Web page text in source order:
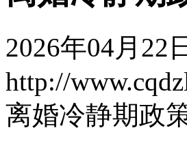
2026年04月22
http://
离婚冷静期政